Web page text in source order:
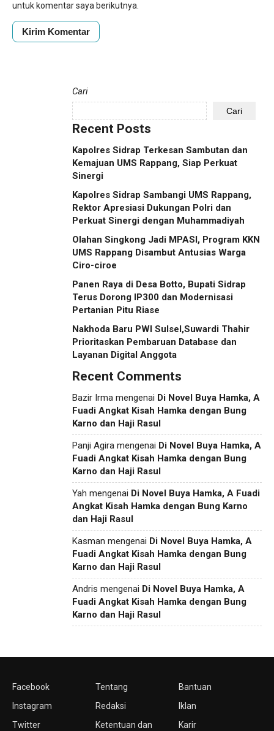
untuk komentar saya berikutnya.
Cari
Cari
Recent Posts
Kapolres Sidrap Terkesan Sambutan dan
Kemajuan UMS Rappang, Siap Perkuat
Sinergi
Kapolres Sidrap Sambangi UMS Rappang,
Rektor Apresiasi Dukungan Polri dan
Perkuat Sinergi dengan Muhammadiyah
Olahan Singkong Jadi MPASI, Program KKN
UMS Rappang Disambut Antusias Warga
Ciro-ciroe
Panen Raya di Desa Botto, Bupati Sidrap
Terus Dorong IP300 dan Modernisasi
Pertanian Pitu Riase
Nakhoda Baru PWI Sulsel,Suwardi Thahir
Prioritaskan Pembaruan Database dan
Layanan Digital Anggota
Recent Comments
Bazir Irma mengenai Di Novel Buya Hamka, A
Fuadi Angkat Kisah Hamka dengan Bung
Karno dan Haji Rasul
Panji Agira mengenai Di Novel Buya Hamka, A
Fuadi Angkat Kisah Hamka dengan Bung
Karno dan Haji Rasul
Yah mengenai Di Novel Buya Hamka, A Fuadi
Angkat Kisah Hamka dengan Bung Karno
dan Haji Rasul
Kasman mengenai Di Novel Buya Hamka, A
Fuadi Angkat Kisah Hamka dengan Bung
Karno dan Haji Rasul
Andris mengenai Di Novel Buya Hamka, A
Fuadi Angkat Kisah Hamka dengan Bung
Karno dan Haji Rasul
Facebook
Instagram
Twitter
Tentang
Redaksi
Ketentuan dan
Bantuan
Iklan
Karir